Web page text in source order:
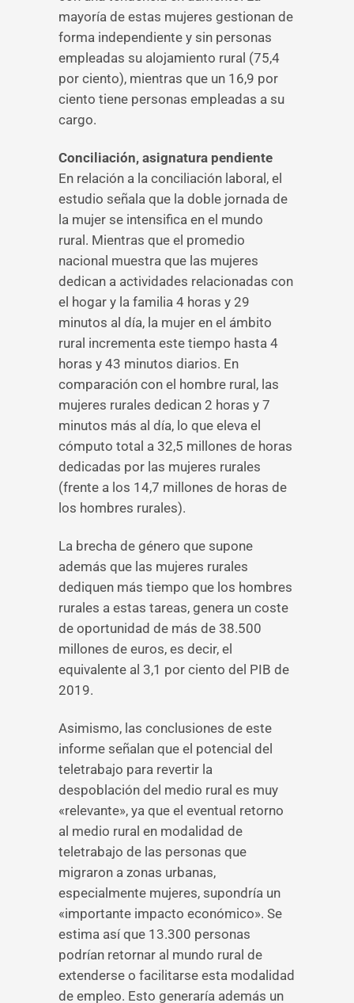
mayoría de estas mujeres gestionan de
forma independiente y sin personas
empleadas su alojamiento rural (75,4
por ciento), mientras que un 16,9 por
ciento tiene personas empleadas a su
cargo.
Conciliación, asignatura pendiente
En relación a la conciliación laboral, el
estudio señala que la doble jornada de
la mujer se intensifica en el mundo
rural. Mientras que el promedio
nacional muestra que las mujeres
dedican a actividades relacionadas con
el hogar y la familia 4 horas y 29
minutos al día, la mujer en el ámbito
rural incrementa este tiempo hasta 4
horas y 43 minutos diarios. En
comparación con el hombre rural, las
mujeres rurales dedican 2 horas y 7
minutos más al día, lo que eleva el
cómputo total a 32,5 millones de horas
dedicadas por las mujeres rurales
(frente a los 14,7 millones de horas de
los hombres rurales).
La brecha de género que supone
además que las mujeres rurales
dediquen más tiempo que los hombres
rurales a estas tareas, genera un coste
de oportunidad de más de 38.500
millones de euros, es decir, el
equivalente al 3,1 por ciento del PIB de
2019.
Asimismo, las conclusiones de este
informe señalan que el potencial del
teletrabajo para revertir la
despoblación del medio rural es muy
«relevante», ya que el eventual retorno
al medio rural en modalidad de
teletrabajo de las personas que
migraron a zonas urbanas,
especialmente mujeres, supondría un
«importante impacto económico». Se
estima así que 13.300 personas
podrían retornar al mundo rural de
extenderse o facilitarse esta modalidad
de empleo. Esto generaría además un